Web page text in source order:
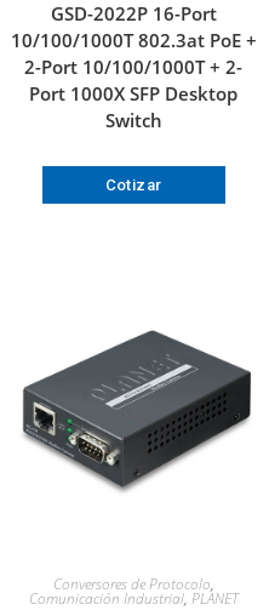
GSD-2022P 16-Port
10/100/1000T 802.3at PoE +
2-Port 10/100/1000T + 2-
Port 1000X SFP Desktop
Switch
Cotizar
Conversores de Protocolo,
Comunicación Industrial, PLANET